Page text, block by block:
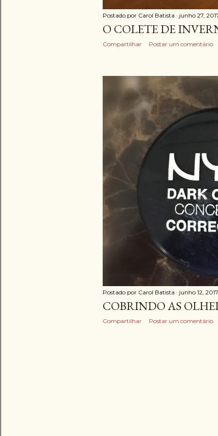
Postado por Carol Batista junho 27,
O COLETE DE
Compartilhar Postar um comentário
Postado por Carol Batista junho 12, 2017
COBRINDO AS
Compartilhar Postar um comentário